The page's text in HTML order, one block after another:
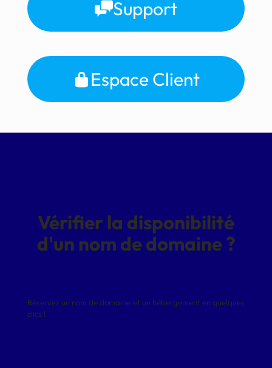
Support
Espace Client
Vérifier la disponibilité
d'un nom de domaine ?
Réservez un nom de domaine et un hébergement en quelques
clics !